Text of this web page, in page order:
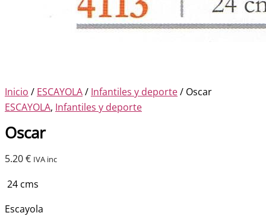
Inicio / ESCAYOLA/ Infantiles y deporte/ Oscar
ESCAYOLA, Infantiles y deporte
Oscar
5.20€ IVA inc
24 cms
Escayola